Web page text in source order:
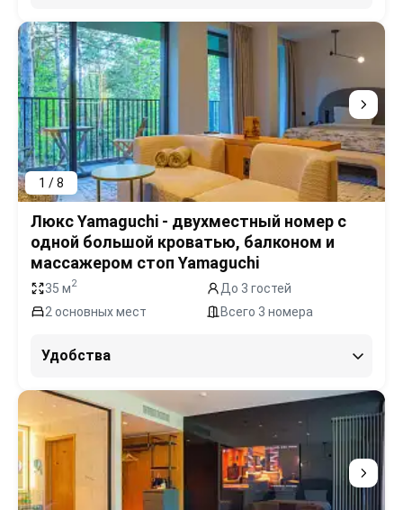
1 / 8
Люкс Yamaguchi - двухместный номер с
одной большой кроватью, балконом и
массажером стоп Yamaguchi
35 м2
До 3 гостей
2 основных мест
Всего 3 номера
Удобства